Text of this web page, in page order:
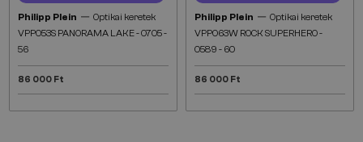
Philipp Plein — Optikai keretek
VPP053S PANORAMA LAKE - 0705 -
56
86 000 Ft
Philipp Plein — Optikai keretek
VPP063W ROCK SUPERHERO -
0589 - 60
86 000 Ft